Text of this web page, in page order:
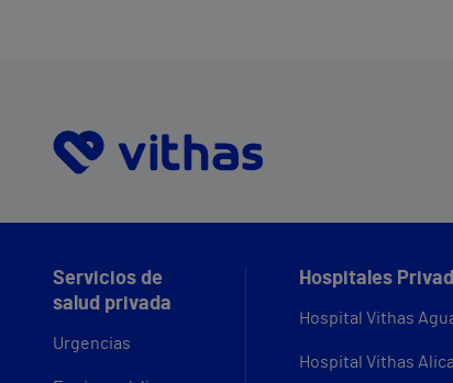
Servicios de
salud privada
Urgencias
Hospitales
Hospital Vithas
Hospital Vithas